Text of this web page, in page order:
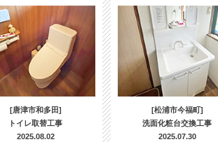
[唐津市和多田]
トイレ取替工事
2025.08.02
[松浦市今福町]
洗面化粧台交換工事
2025.07.30